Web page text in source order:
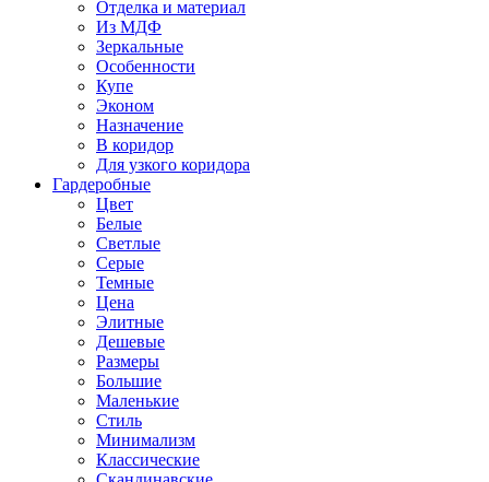
Отделка и материал
Из МДФ
Зеркальные
Особенности
Купе
Эконом
Назначение
В коридор
Для узкого коридора
Гардеробные
Цвет
Белые
Светлые
Серые
Темные
Цена
Элитные
Дешевые
Размеры
Большие
Маленькие
Стиль
Минимализм
Классические